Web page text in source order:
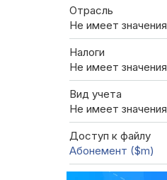
Отрасль
Не имеет значения
Налоги
Не имеет значения
Вид учета
Не имеет значения
Доступ к файлу
Абонемент ($m)